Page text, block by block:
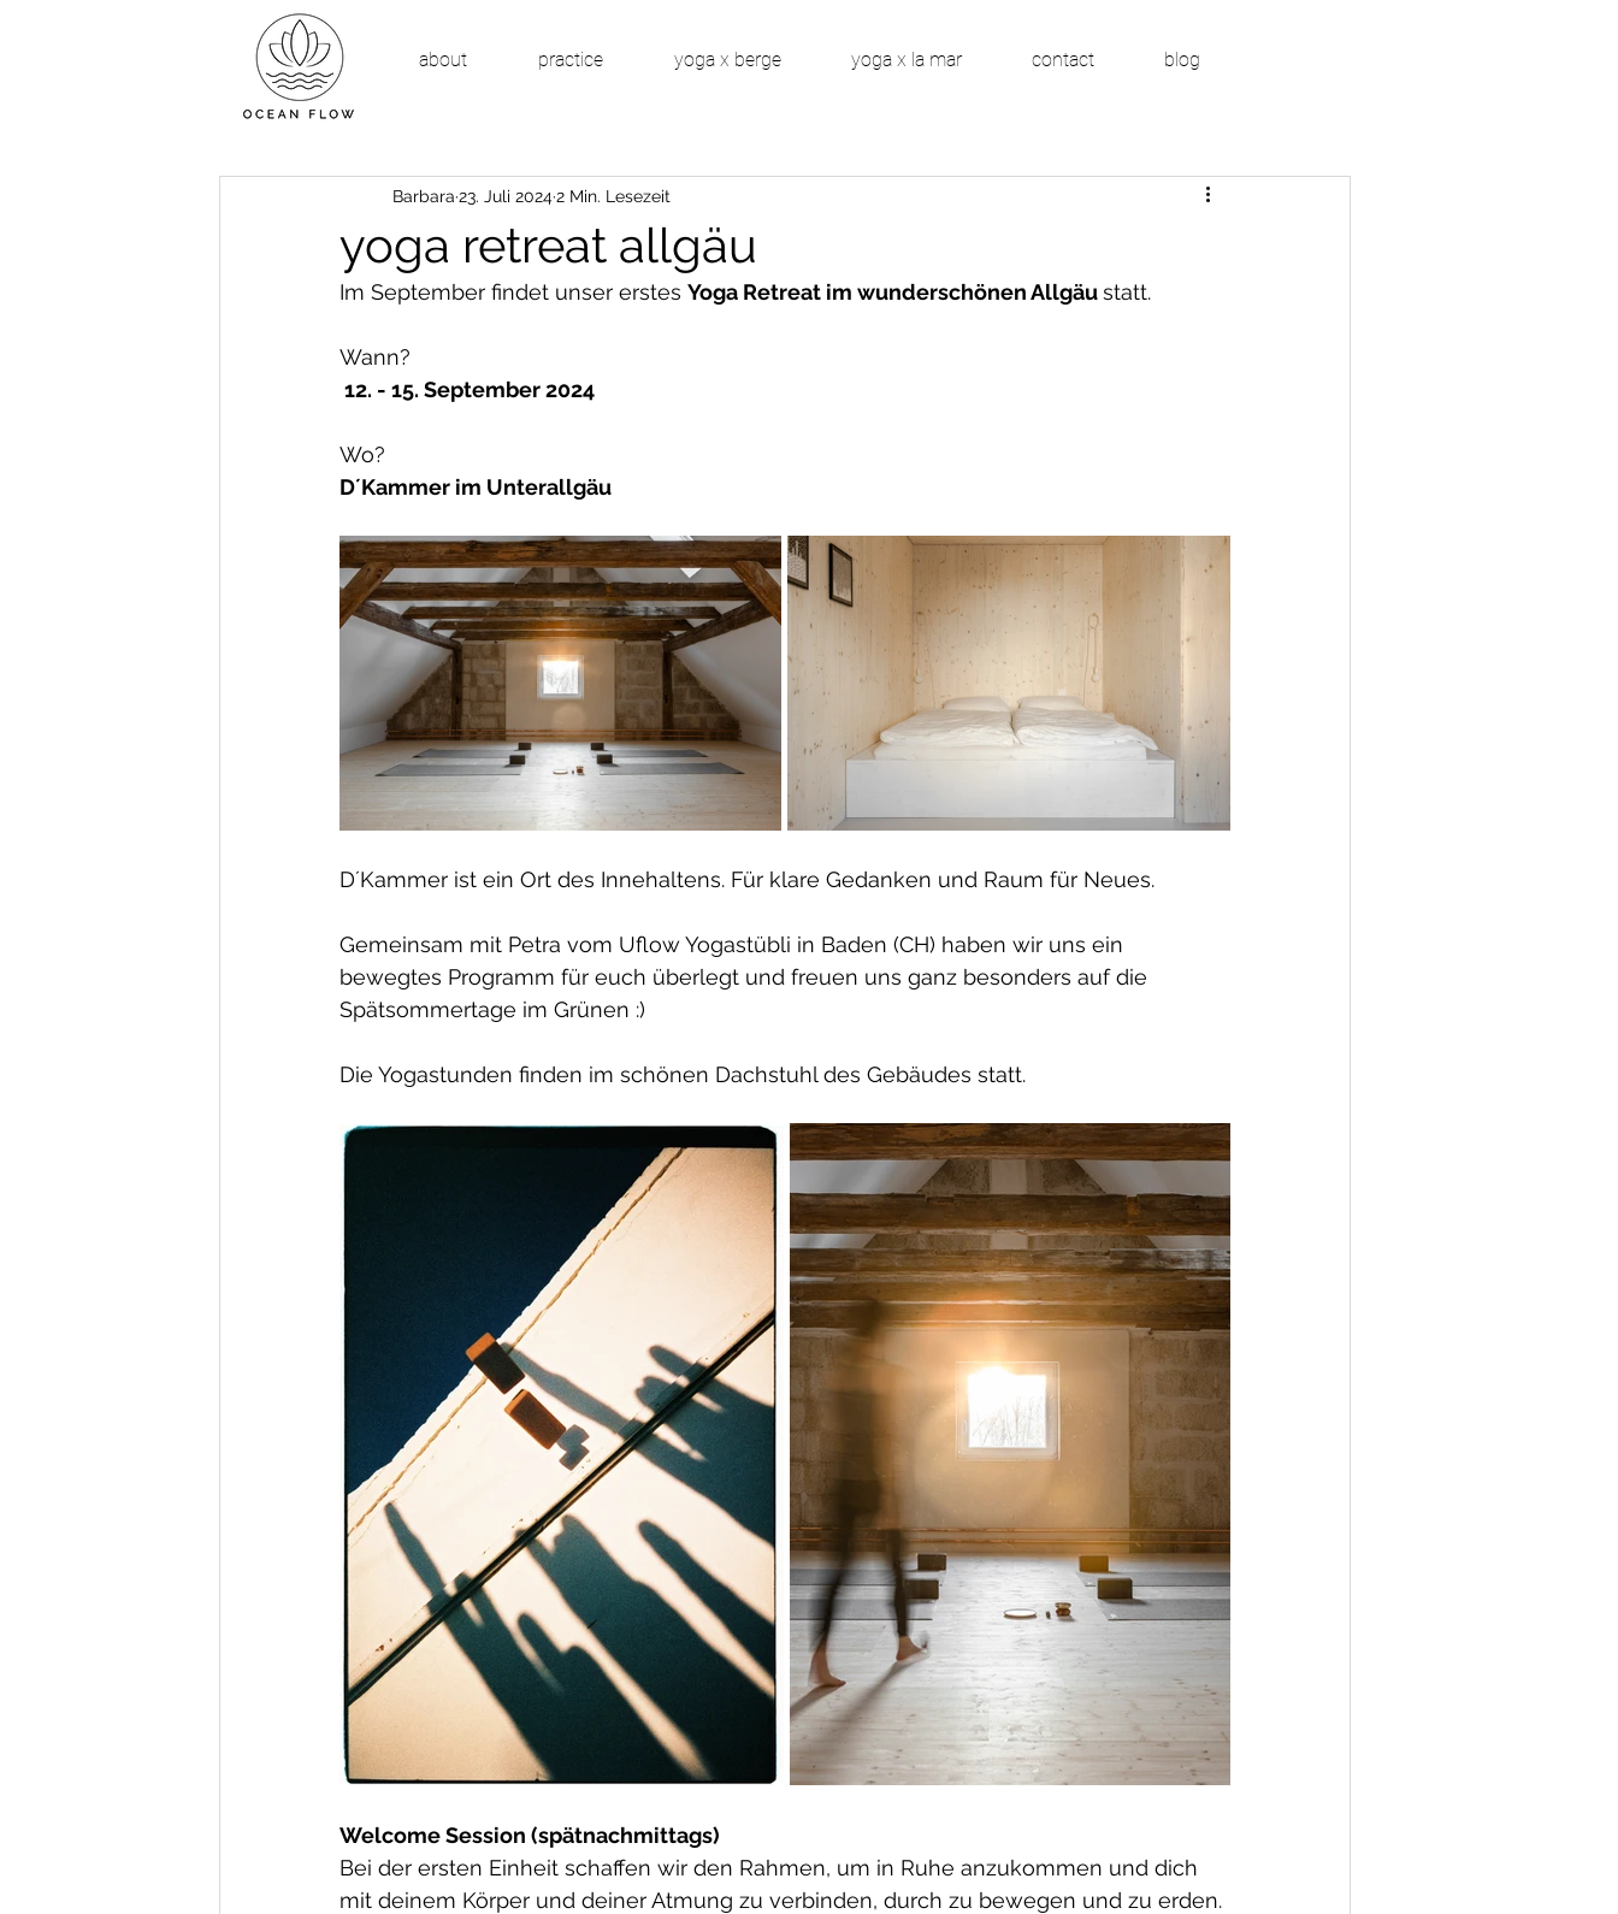
about practice yoga x berge yoga x la mar contact blog
yoga retreat allgäu
Barbara 23. Juli 20242 Min. Lesezeit
Im September findet unser erstes Yoga Retreat im wunderschönen Allgäu statt.
Wann?
12. - 15. September 2024
Wo?
D´Kammer im Unterallgäu
D´Kammer ist ein Ort des Innehaltens. Für klare Gedanken und Raum für Neues.
Gemeinsam mit Petra vom Uflow Yogastübli in Baden (CH) haben wir uns ein
bewegtes Programm für euch überlegt und freuen uns ganz besonders auf die
Spätsommertage im Grünen :)
Die Yogastunden finden im schönen Dachstuhl des Gebäudes statt.
Welcome Session (spätnachmittags)
Bei der ersten Einheit schaffen wir den Rahmen, um in Ruhe anzukommen und dich
mit deinem Körper und deiner Atmung zu verbinden, durch zu bewegen und zu erden.